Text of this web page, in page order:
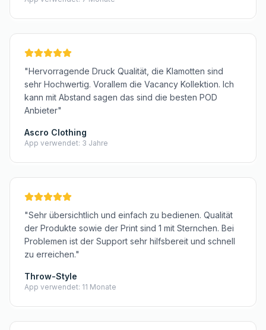
"Hervorragende Druck Qualität, die Klamotten sind
sehr Hochwertig. Vorallem die Vacancy Kollektion. Ich
kann mit Abstand sagen das sind die besten POD
Anbieter"
Ascro Clothing
App verwendet: 3 Jahre
"Sehr übersichtlich und einfach zu bedienen. Qualität
der Produkte sowie der Print sind 1 mit Sternchen. Bei
Problemen ist der Support sehr hilfsbereit und schnell
zu erreichen."
Throw-Style
App verwendet: 11 Monate